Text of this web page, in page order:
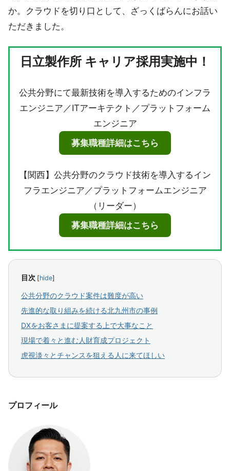
か。クラウドを切り口として、ざっくばらんにお話い
ただきました。
日立製作所 キャリア採用実施中！
公共分野にて最新技術を導入するためのインフラ
エンジニア／ITアーキテクト／プラットフォーム
エンジニア
募集職種詳細はこちら
【関西】公共分野のクラウド技術を導入するイン
フラエンジニア／プラットフォームエンジニア
（リーダー）
募集職種詳細はこちら
目次 [hide]
公共分野のクラウド案件は難度が高い
先進的な取り組みを続ける北九州市の事例
DXをお客さまに提案する上で大事なこと
現場で着々と進む人財育成プロジェクト
虎視淡々とチャンスを狙える人に来てほしい
プロフィール